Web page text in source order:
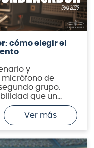
cómo elegir el
y
micrófono de
grupo:
que un
para
en home
En esta guía
cómo elegir el